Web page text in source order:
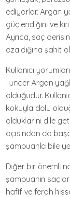
ediyorlar. Argan
güçlendiğini ve
Ayrıca, saç
azaldığına şahit
Kullanıcı
Tuncer Argan
olduğudur.
kokuyla dolu
olduklarını dile
açısından da
şampuanla bile
Diğer bir önemli
şampuanın saçları
hafif ve ferah